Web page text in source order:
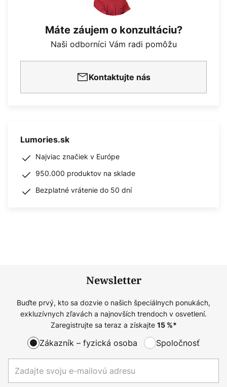
Máte záujem o konzultáciu?
Naši odborníci Vám radi pomôžu
Kontaktujte nás
Lumories.sk
Najviac značiek v Európe
950.000 produktov na sklade
Bezplatné vrátenie do 50 dní
Newsletter
Buďte prvý, kto sa dozvie o našich špeciálnych ponukách,
exkluzívnych zľavách a najnovších trendoch v osvetlení.
Zaregistrujte sa teraz a získajte 15%*
Zákazník – fyzická osoba Spoločnosť